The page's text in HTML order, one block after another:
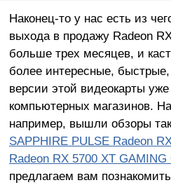
Наконец-то у нас есть из
выхода в продажу Radeon
больше трех месяцев, и
более интересные,
версии этой видеокарты
компьютерных магазинов.
например, вышли обзоры
SAPPHIRE PULSE Radeon
Radeon RX 5700 XT GAMING
предлагаем вам